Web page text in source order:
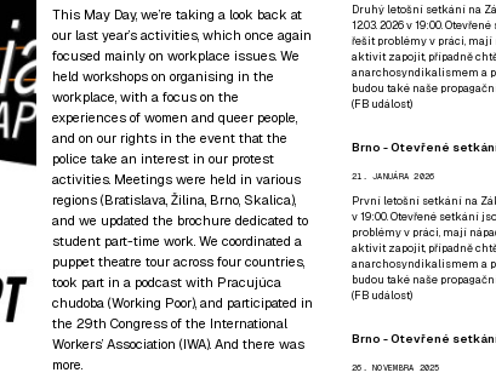
This May Day, we’re taking a look back at
our last year’s activities, which once again
focused mainly on workplace issues. We
held workshops on organising in the
workplace, with a focus on the
experiences of women and queer people,
and on our rights in the event that the
police take an interest in our protest
activities. Meetings were held in various
regions (Bratislava, Žilina, Brno, Skalica),
and we updated the brochure dedicated to
student part-time work. We coordinated a
puppet theatre tour across four countries,
took part in a podcast with Pracujúca
chudoba (Working Poor), and participated in
the 29th Congress of the International
Workers’ Association (IWA). And there was
more.
Druhý letošní setkání na
12.03. 2026 v 19:00.
řešit problémy v práci,
aktivit zapojit, případně
anarchosyndikalismem a
budou také naše
(FB událost)
Brno - Otevřené
21. JANUÁRA 2026
První letošní setkání na
v 19:00. Otevřené setkání
problémy v práci, mají
aktivit zapojit, případně
anarchosyndikalismem a
budou také naše
(FB událost)
Brno - Otevřené
26. NOVEMBRA 2025